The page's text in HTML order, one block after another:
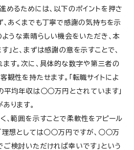
めるためには、以下のポイントを押さ
、あくまでも丁寧で感謝の気持ちを示
ような素晴らしい機会をいただき、本
」と、まずは感謝の意を示すことで、
す。次に、具体的な数字や第三者の
観性を持たせます。「転職サイトによ
平均年収は○○万円とされています」
ります。
、範囲を示すことで柔軟性をアピール
「理想としては○○万円ですが、○○万
検討いただければ幸いです」という